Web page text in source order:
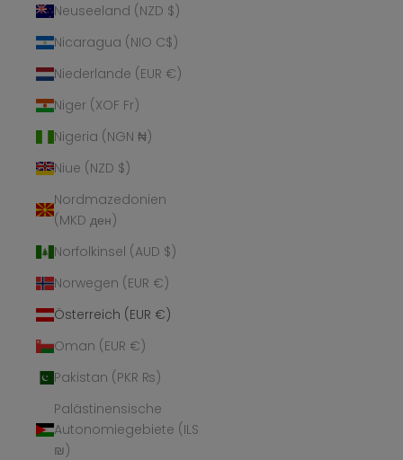
Neuseeland (NZD $)
Nicaragua (NIO C$)
Niederlande (EUR €)
Niger (XOF Fr)
Nigeria (NGN ₦)
Niue (NZD $)
Nordmazedonien
(MKD ден)
Norfolkinsel (AUD $)
Norwegen (EUR €)
Österreich (EUR €)
Oman (EUR €)
Pakistan (PKR ₨)
Palästinensische
Autonomiegebiete (ILS
₪)